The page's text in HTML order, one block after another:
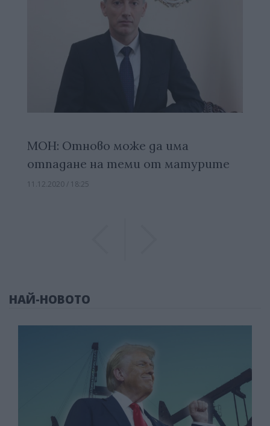
МОН: Отново може да има
отпадане на теми от матурите
11.12.2020 / 18:25
НАЙ-НОВОТО